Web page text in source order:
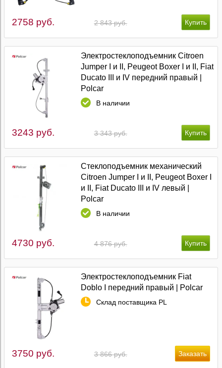
2 843 руб.
2758 руб.
Электростеклоподъемник Citroen
Jumper I и II, Peugeot Boxer I и II, Fiat
Ducato III и IV передний правый |
Polcar
В наличии
3 343 руб.
3243 руб.
Стеклоподъемник механический
Citroen Jumper I и II, Peugeot Boxer I
и II, Fiat Ducato III и IV левый |
Polcar
В наличии
4 876 руб.
4730 руб.
Электростеклоподъемник Fiat
Doblo I передний правый | Polcar
Склад поставщика PL
3 866 руб.
3750 руб.